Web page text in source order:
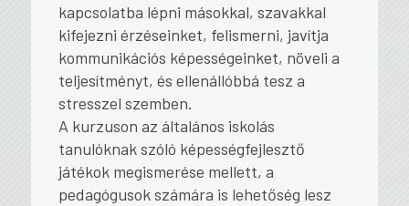
kapcsolatba lépni másokkal, szavakkal
kifejezni érzéseinket, felismerni, javítja
kommunikációs képességeinket, növeli a
teljesítményt, és ellenállóbbá tesz a
stresszel szemben.
A kurzuson az általános iskolás
tanulóknak szóló képességfejlesztő
játékok megismerése mellett, a
pedagógusok számára is lehetőség lesz